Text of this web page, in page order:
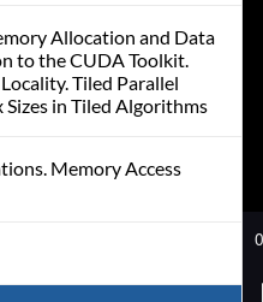
Allocation and Data
to the CUDA Toolkit.
Tiled Parallel
in Tiled Algorithms
Memory Access